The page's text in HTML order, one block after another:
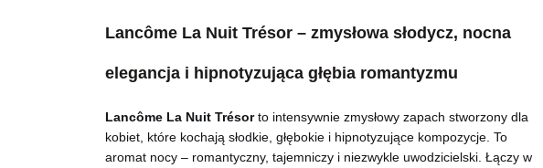
Lancôme La Nuit Trésor – zmysłowa słodycz, nocna
elegancja i hipnotyzująca głębia romantyzmu
Lancôme La Nuit Trésorto intensywnie zmysłowy zapach stworzony dla
kobiet, które kochają słodkie, głębokie i hipnotyzujące kompozycje. To
aromat nocy – romantyczny, tajemniczy i niezwykle uwodzicielski. Łączy w